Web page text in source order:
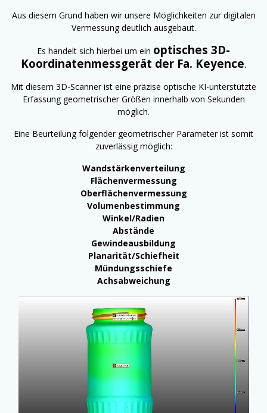
Aus diesem Grund haben wir unsere Möglichkeiten zur digitalen
Vermessung deutlich ausgebaut.
Es handelt sich hierbei um ein optisches 3D-
Koordinatenmessgerät der Fa. Keyence.
Mit diesem 3D-Scanner ist eine präzise optische KI-unterstützte
Erfassung geometrischer Größen innerhalb von Sekunden
möglich.
Eine Beurteilung folgender geometrischer Parameter ist somit
zuverlässig möglich:
Wandstärkenverteilung
Flächenvermessung
Oberflächenvermessung
Volumenbestimmung
Winkel/Radien
Abstände
Gewindeausbildung
Planarität/Schiefheit
Mündungsschiefe
Achsabweichung